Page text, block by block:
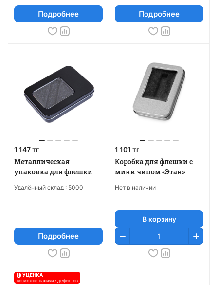
Подробнее Подробнее
1 147 тг
Металлическая
упаковка для флешки
Удалённый склад : 5000
Подробнее
1 101 тг
Коробка для флешки с
мини чипом «Этан»
Нет в наличии
В корзину
! УЦЕНКА
возможно наличие дефектов